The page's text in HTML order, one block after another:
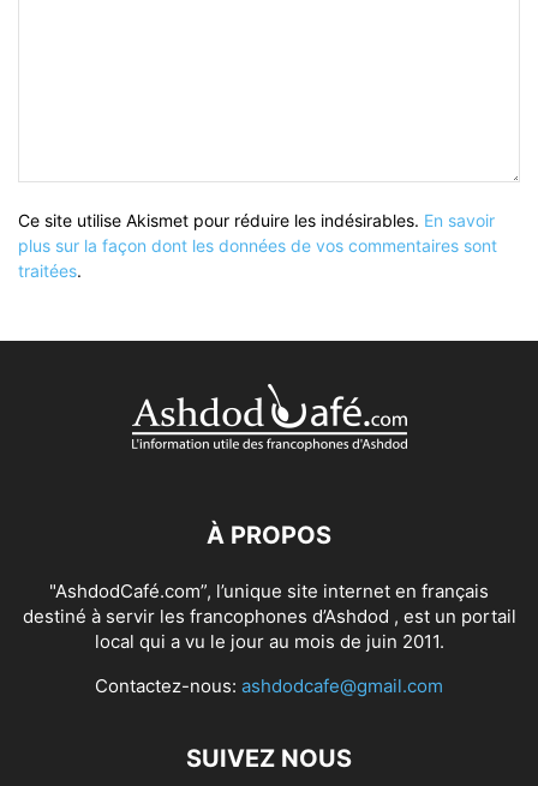
Ce site utilise Akismet pour réduire les indésirables. En savoir
plus sur la façon dont les données de vos commentaires sont
traitées.
À PROPOS
"AshdodCafé.com”, l’unique site internet en français
destiné à servir les francophones d’Ashdod , est un portail
local qui a vu le jour au mois de juin 2011.
Contactez-nous: ashdodcafe@gmail.com
SUIVEZ NOUS